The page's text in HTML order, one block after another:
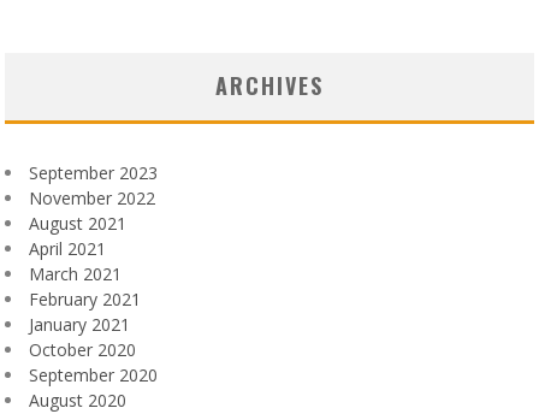
ARCHIVES
September 2023
November 2022
August 2021
April 2021
March 2021
February 2021
January 2021
October 2020
September 2020
August 2020